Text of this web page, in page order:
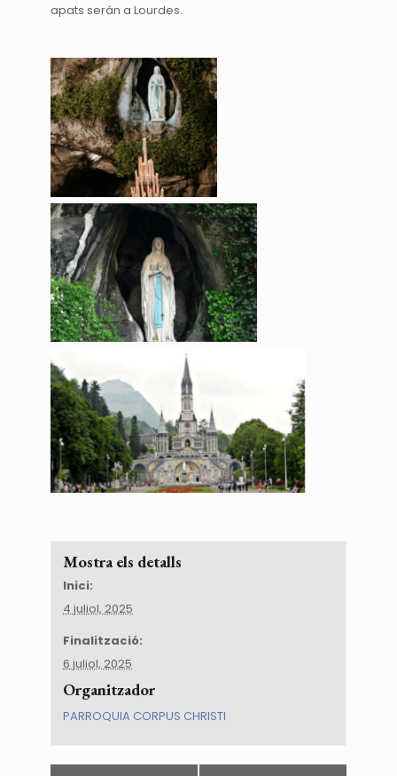
apats serán a Lourdes.
Mostra els detalls
Inici:
4 juliol, 2025
Finalització:
6 juliol, 2025
Organitzador
PARROQUIA CORPUS CHRISTI